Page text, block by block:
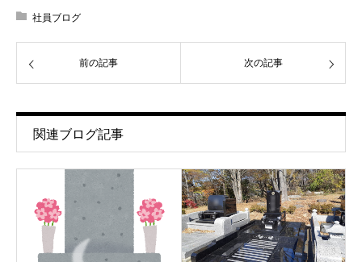
社員ブログ
前の記事 次の記事
関連ブログ記事